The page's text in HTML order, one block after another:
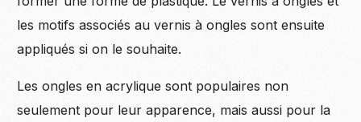
les motifs associés au vernis à ongles sont ensuite
appliqués si on le souhaite.
Les ongles en acrylique sont populaires non
seulement pour leur apparence, mais aussi pour la